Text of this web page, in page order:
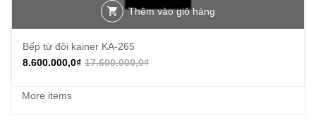
Thêm vào giỏ hàng
Bếp từ đôi kainer KA-265
17.600.000,0₫
8.600.000,0₫
More items